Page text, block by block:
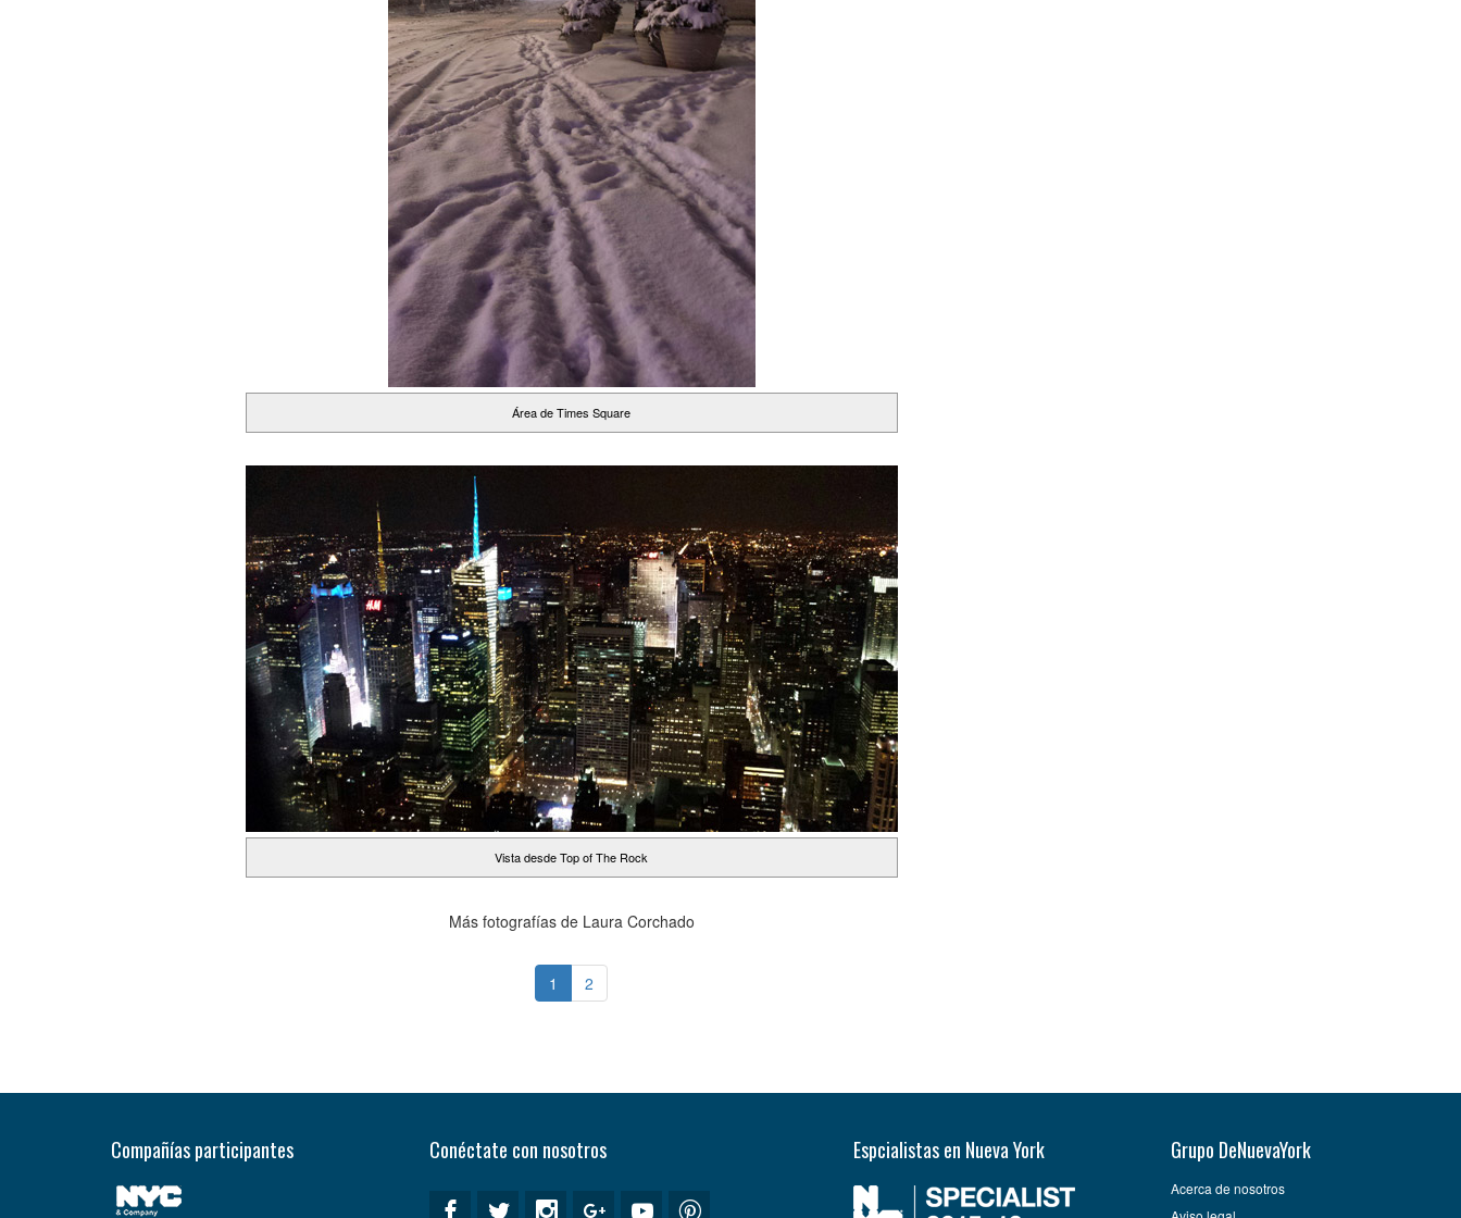
Área de Times Square
Vista desde Top of The Rock
Más fotografías de Laura Corchado
1 2
Compañías participantes Conéctate con nosotros Espcialistas en Nueva York Grupo DeNuevaYork
Acerca de nosotros